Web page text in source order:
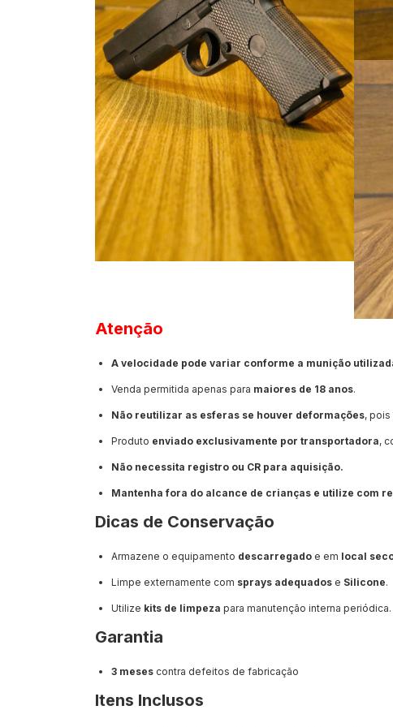
Atenção
A velocidade pode variar conforme a munição
Venda permitida apenas para maiores de 18 anos.
Não reutilizar as esferas se houver deformações,
Produto enviado exclusivamente por transportadora,
Não necessita registro ou CR para aquisição.
Mantenha fora do alcance de crianças e utilize com
Dicas de Conservação
Armazene o equipamento descarregado e em local
Limpe externamente com sprays adequados e Silicone.
Utilize kits de limpeza para manutenção interna periódica.
Garantia
3 meses contra defeitos de fabricação
Itens Inclusos